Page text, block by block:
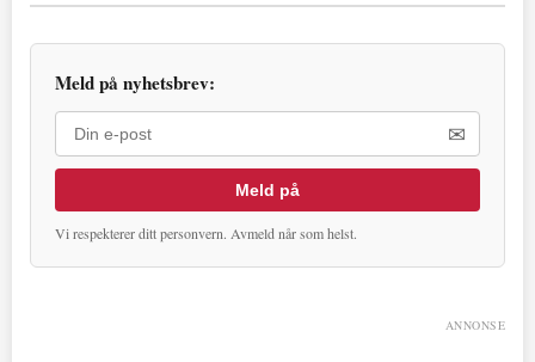
Meld på nyhetsbrev:
✉
Meld på
Vi respekterer ditt personvern. Avmeld når som helst.
ANNONSE